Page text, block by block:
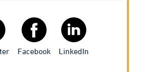
Facebook LinkedIn